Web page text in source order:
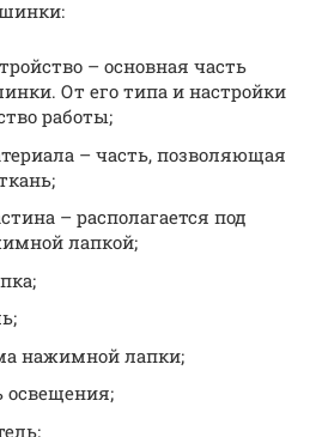
– основная часть
От его типа и настройки
работы;
– часть, позволяющая
– располагается под
лапкой;
нажимной лапки;